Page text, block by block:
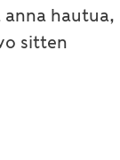
anna hautua,
sitten